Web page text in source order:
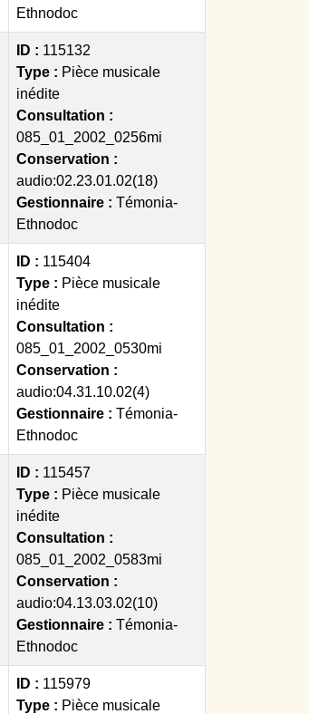
Ethnodoc
ID : 115132
Type : Pièce musicale
inédite
Consultation :
085_01_2002_0256mi
Conservation :
audio:02.23.01.02(18)
Gestionnaire : Témonia-
Ethnodoc
ID : 115404
Type : Pièce musicale
inédite
Consultation :
085_01_2002_0530mi
Conservation :
audio:04.31.10.02(4)
Gestionnaire : Témonia-
Ethnodoc
ID : 115457
Type : Pièce musicale
inédite
Consultation :
085_01_2002_0583mi
Conservation :
audio:04.13.03.02(10)
Gestionnaire : Témonia-
Ethnodoc
ID : 115979
Type : Pièce musicale